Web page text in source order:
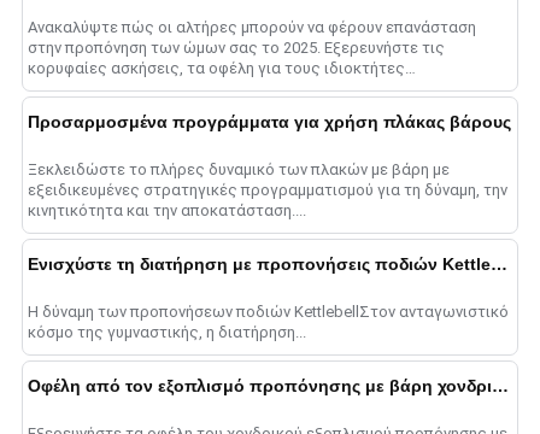
Ανακαλύψτε πώς οι αλτήρες μπορούν να φέρουν επανάσταση
στην προπόνηση των ώμων σας το 2025. Εξερευνήστε τις
κορυφαίες ασκήσεις, τα οφέλη για τους ιδιοκτήτες
γυμναστηρίων και συμβουλές για τη μεγιστοποίηση σας......
Προσαρμοσμένα προγράμματα για χρήση πλάκας βάρους
Ξεκλειδώστε το πλήρες δυναμικό των πλακών με βάρη με
εξειδικευμένες στρατηγικές προγραμματισμού για τη δύναμη, την
κινητικότητα και την αποκατάσταση....
Ενισχύστε τη διατήρηση με προπονήσεις ποδιών Kettlebell
Η δύναμη των προπονήσεων ποδιών KettlebellΣτον ανταγωνιστικό
κόσμο της γυμναστικής, η διατήρηση...
Οφέλη από τον εξοπλισμό προπόνησης με βάρη χονδρικής